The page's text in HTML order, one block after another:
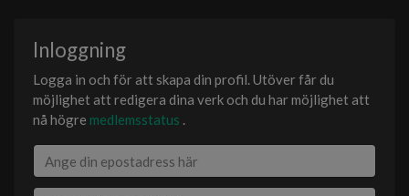
Inloggning
Logga in och för att skapa din profil. Utöver får du
möjlighet att redigera dina verk och du har möjlighet att
nå högre medlemsstatus .